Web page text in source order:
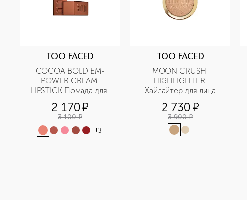
TOO FACED
COCOA BOLD EM-
POWER CREAM
LIPSTICK Помада для
губ
2 170¤
3 100 ¤
+3
TOO FACED
MOON CRUSH
HIGHLIGHTER
Хайлайтер для лица
2 730¤
3 900 ¤